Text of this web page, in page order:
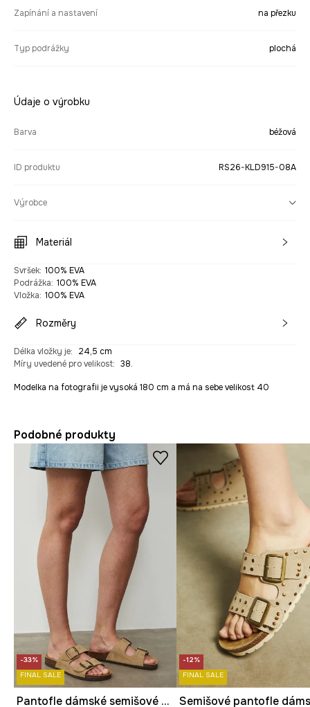
Zapínání a nastavení na přezku
Typ podrážky plochá
Údaje o výrobku
Barva béžová
ID produktu RS26-KLD915-08A
Výrobce
Materiál
Svršek: 100% EVA
Podrážka: 100% EVA
Vložka: 100% EVA
Rozměry
Délka vložky je:
24,5 cm
Míry uvedené pro velikost: 38.
Modelka na fotografii je vysoká 180 cm a má na sebe velikost 40
Podobné produkty
-33%
FINAL SALE
Pantofle dámské semišové s přezkami
-12%
FINAL SALE